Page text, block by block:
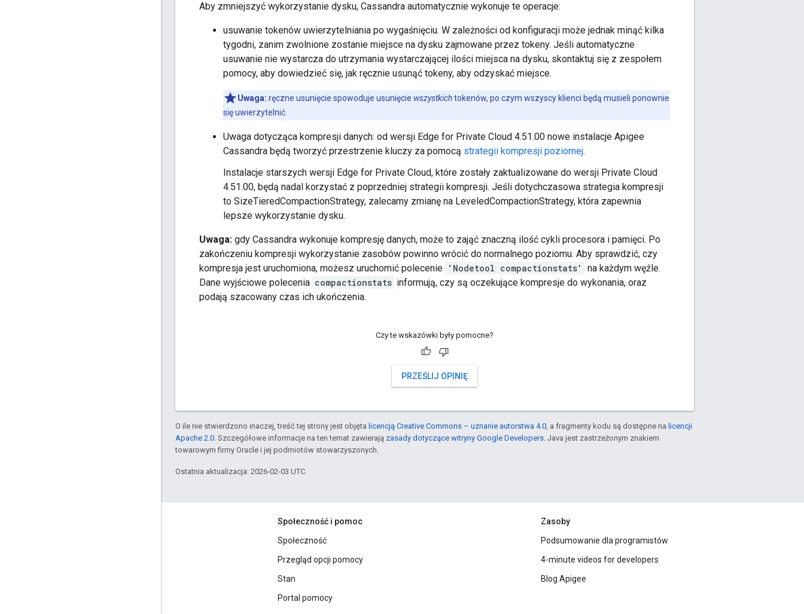
Aby zmniejszyć wykorzystanie dysku, Cassandra automatycznie wykonuje te operacje:
usuwanie tokenów uwierzytelniania po wygaśnięciu. W zależności od konfiguracji może jednak minąć kilka
tygodni, zanim zwolnione zostanie miejsce na dysku zajmowane przez tokeny. Jeśli automatyczne
usuwanie nie wystarcza do utrzymania wystarczającej ilości miejsca na dysku, skontaktuj się z zespołem
pomocy, aby dowiedzieć się, jak ręcznie usunąć tokeny, aby odzyskać miejsce.
Uwaga: ręczne usunięcie spowoduje usunięcie wszystkichtokenów, po czym wszyscy klienci będą musieli ponownie
się uwierzytelnić.
Uwaga dotycząca kompresji danych: od wersji Edge for Private Cloud 4.51.00 nowe instalacje Apigee
Cassandra będą tworzyć przestrzenie kluczy za pomocą strategii kompresji poziomej.
Instalacje starszych wersji Edge for Private Cloud, które zostały zaktualizowane do wersji Private Cloud
4.51.00, będą nadal korzystać z poprzedniej strategii kompresji. Jeśli dotychczasowa strategia kompresji
to SizeTieredCompactionStrategy, zalecamy zmianę na LeveledCompactionStrategy, która zapewnia
lepsze wykorzystanie dysku.
Uwaga: gdy Cassandra wykonuje kompresję danych, może to zająć znaczną ilość cykli procesora i pamięci. Po
zakończeniu kompresji wykorzystanie zasobów powinno wrócić do normalnego poziomu. Aby sprawdzić, czy
kompresja jest uruchomiona, możesz uruchomić polecenie 'Nodetool compactionstats'
na każdym węźle.
Dane wyjściowe polecenia compactionstats informują, czy są oczekujące kompresje do wykonania, oraz
podają szacowany czas ich ukończenia.
Czy te wskazówki były pomocne?
PRZEŚLIJ OPINIĘ
O ile nie stwierdzono inaczej, treść tej strony jest objęta licencją Creative Commons – uznanie autorstwa 4.0, a fragmenty kodu są dostępne na licencji
Apache 2.0. Szczegółowe informacje na ten temat zawierają zasady dotyczące witryny Google Developers. Java jest zastrzeżonym znakiem
towarowym firmy Oracle i jej podmiotów stowarzyszonych.
Ostatnia aktualizacja: 2026-02-03 UTC.
Społeczność i pomoc
Społeczność
Przegląd opcji pomocy
Stan
Portal pomocy
Zasoby
Podsumowanie dla programistów
4-minute videos for developers
Blog Apigee